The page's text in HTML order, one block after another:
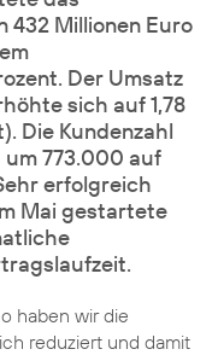
432 Millionen Euro
Der Umsatz
sich auf 1,78
Die Kundenzahl
773.000 auf
erfolgreich
Mai gestartete
o haben wir die
reduziert und damit